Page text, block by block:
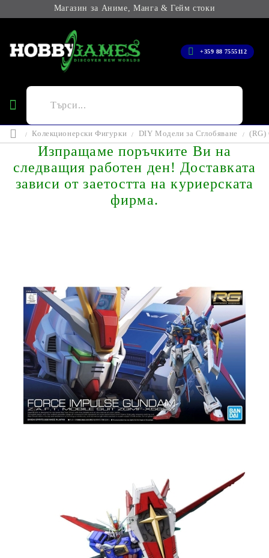
Магазин за Аниме, Манга & Гейм стоки
+359 88 7555112
Колекционерски Фигурки DIY Модели за Сглобяване (RG)
Изпращаме поръчките Ви на
следващия работен ден! Доставката
зависи от заетостта на куриерската
фирма.